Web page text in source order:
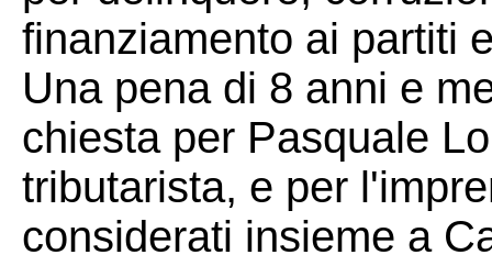
finanziamento ai partiti
Una pena di 8 anni e
chiesta per Pasquale
tributarista, e per
considerati insieme a